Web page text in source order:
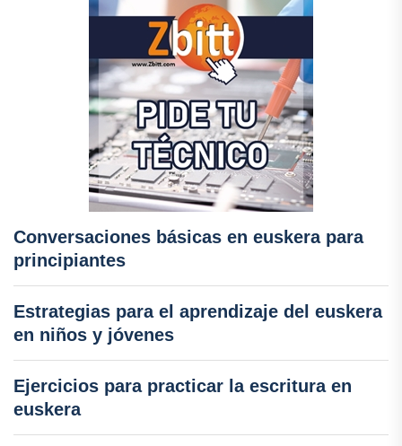
Conversaciones básicas en euskera para
principiantes
Estrategias para el aprendizaje del euskera
en niños y jóvenes
Ejercicios para practicar la escritura en
euskera